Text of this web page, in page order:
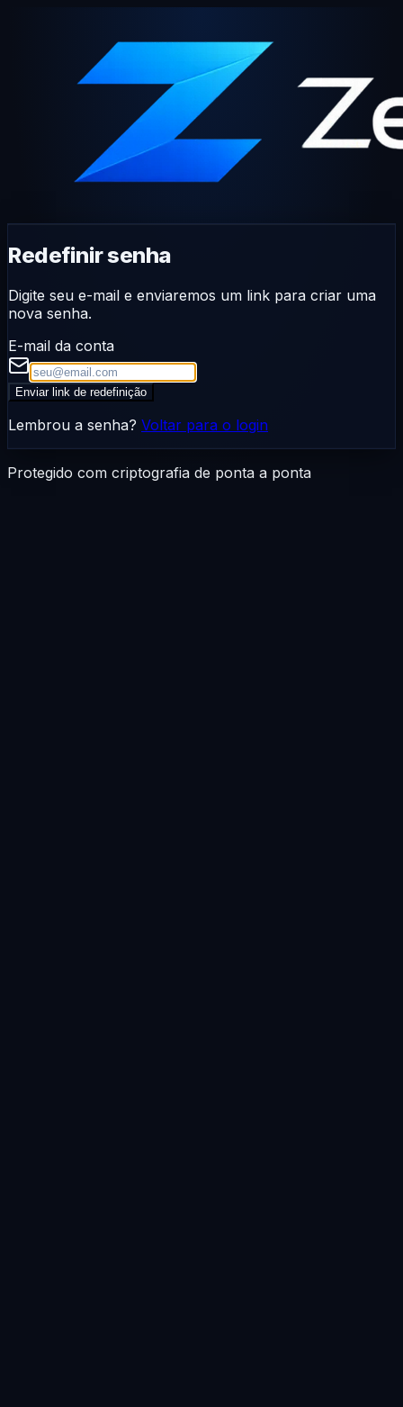
Redefinir senha
Digite seu e-mail e enviaremos um link para criar uma
nova senha.
E-mail da conta
Enviar link de redefinição
Lembrou a senha? Voltar para o login
Protegido com criptografia de ponta a ponta